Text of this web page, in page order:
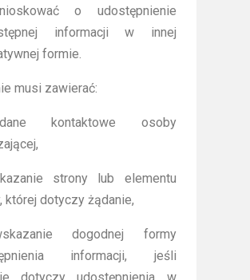
o udostępnienie
informacji w innej
formie.
musi zawierać:
kontaktowe osoby
strony lub elementu
której dotyczy żądanie,
dogodnej formy
informacji, jeśli